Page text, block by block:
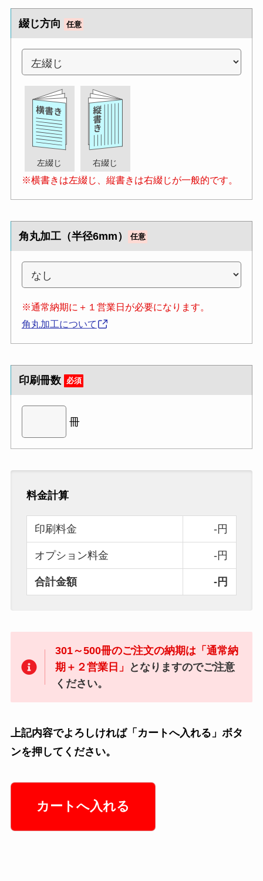
綴じ方向 任意
左綴じ 右綴じ
※横書きは左綴じ、縦書きは右綴じが一般的です。
角丸加工（半径6mm） 任意
※通常納期に＋１営業日が必要になります。
角丸加工について
印刷冊数 必須
冊
料金計算
印刷料金 -円
オプション料金 -円
合計金額 -円
301～500冊のご注文の納期は「通常納
期＋２営業日」
となりますのでご注意
ください。
上記内容でよろしければ「カートへ入れる」ボタ
ンを押してください。